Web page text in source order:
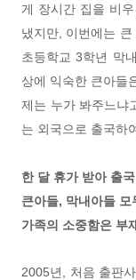
게 장시간 집을 비
냈지만, 이번에는
초등학교 3학년 막
상에 익숙한 큰아들
제는 누가 봐주느냐
는 외국으로 출국하
한 달 휴가 받아 출
큰아들, 막내아들 모
가족의 소중함은 부
2005년, 처음 출판